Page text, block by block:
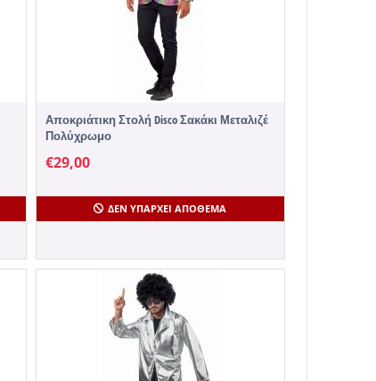
Αποκριάτικη Στολή Disco Σακάκι Μεταλιζέ
Πολύχρωμο
€29,00
ΔΕΝ ΥΠΆΡΧΕΙ ΑΠΌΘΕΜΑ